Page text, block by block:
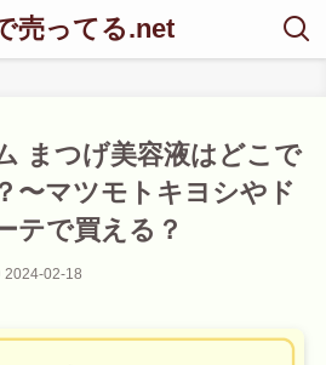
売ってる.net
まつげ美容液はどこで
〜マツモトキヨシやド
テで買える？
2024-02-18